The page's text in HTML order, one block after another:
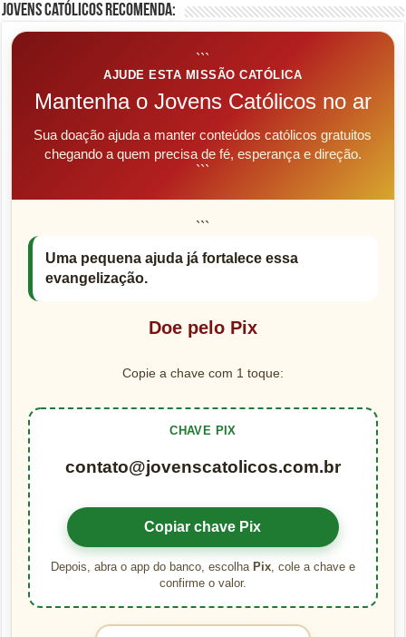
Jovens Católicos Recomenda:
```
AJUDE ESTA MISSÃO CATÓLICA
Mantenha o Jovens Católicos no ar
Sua doação ajuda a manter conteúdos católicos gratuitos
chegando a quem precisa de fé, esperança e direção.
```
```
Uma pequena ajuda já fortalece essa
evangelização.
Doe pelo Pix
Copie a chave com 1 toque:
CHAVE PIX
contato@jovenscatolicos.com.br
Copiar chave Pix
Depois, abra o app do banco, escolha Pix, cole a chave e
confirme o valor.